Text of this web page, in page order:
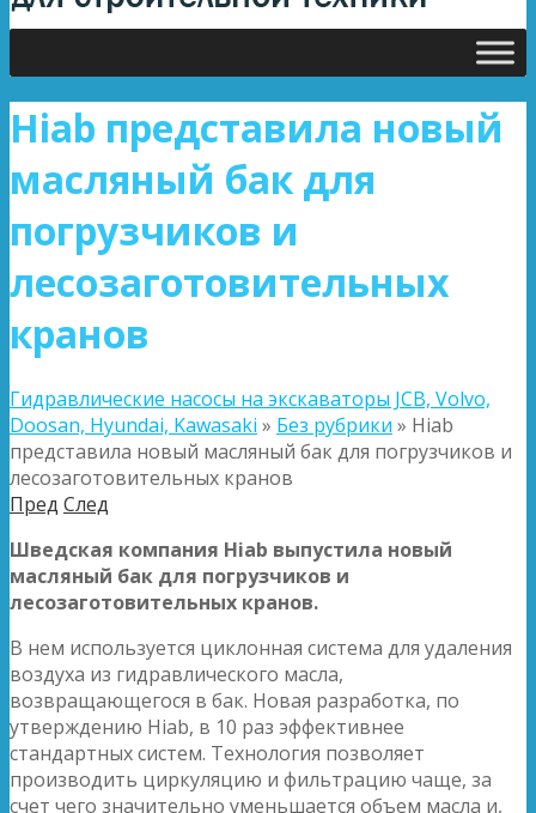
Hiab представила новый
масляный бак для
погрузчиков и
лесозаготовительных
кранов
Гидравлические насосы на экскаваторы JCB, Volvo,
Doosan, Hyundai, Kawasaki » Без рубрики » Hiab
представила новый масляный бак для погрузчиков и
лесозаготовительных кранов
Пред След
Шведская компания Hiab выпустила новый
масляный бак для погрузчиков и
лесозаготовительных кранов.
В нем используется циклонная система для удаления
воздуха из гидравлического масла,
возвращающегося в бак. Новая разработка, по
утверждению Hiab, в 10 раз эффективнее
стандартных систем. Технология позволяет
производить циркуляцию и фильтрацию чаще, за
счет чего значительно уменьшается объем масла и,